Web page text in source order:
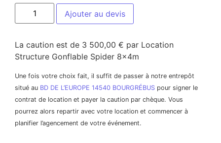
Ajouter au devis
La caution est de 3 500,00 € par Location
Structure Gonflable Spider 8x4m
Une fois votre choix fait, il suffit de passer à notre entrepôt
situé au BD DE L’EUROPE 14540 BOURGRÉBUS pour signer le
contrat de location et payer la caution par chèque. Vous
pourrez alors repartir avec votre location et commencer à
planifier l’agencement de votre événement.